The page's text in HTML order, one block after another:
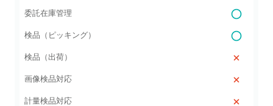
委託在庫管理
検品（ピッキング）
検品（出荷）
画像検品対応
計量検品対応